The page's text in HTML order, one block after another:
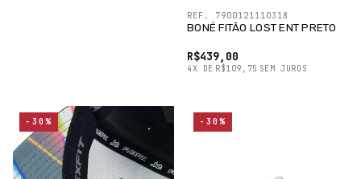
BONÉ FITÃO LOST ENT PRETO
R$439,00
4X DE R$109,75 SEM JUROS
REF. 7900121110318
-30% -30%